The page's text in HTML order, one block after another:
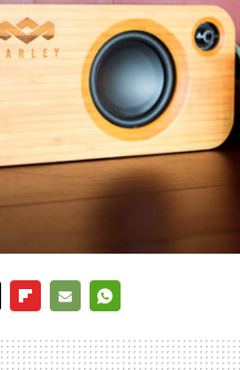
MAIL